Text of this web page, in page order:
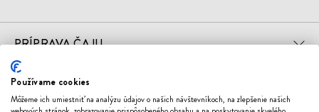
PRÍPRAVA ČAJU
Mohlo by sa vám páčiť
Používame cookies
Môžeme ich umiestniť na analýzu údajov o našich návštevníkoch, na zlepšenie našich